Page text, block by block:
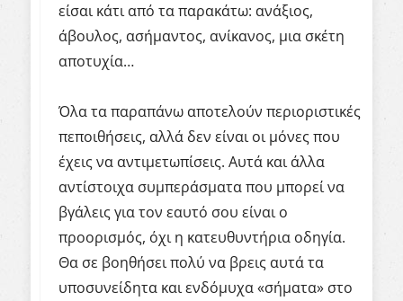
είσαι κάτι από τα παρακάτω: ανάξιος,
άβουλος, ασήμαντος, ανίκανος, μια σκέτη
αποτυχία…
Όλα τα παραπάνω αποτελούν περιοριστικές
πεποιθήσεις, αλλά δεν είναι οι μόνες που
έχεις να αντιμετωπίσεις. Αυτά και άλλα
αντίστοιχα συμπεράσματα που μπορεί να
βγάλεις για τον εαυτό σου είναι ο
προορισμός, όχι η κατευθυντήρια οδηγία.
Θα σε βοηθήσει πολύ να βρεις αυτά τα
υποσυνείδητα και ενδόμυχα «σήματα» στο